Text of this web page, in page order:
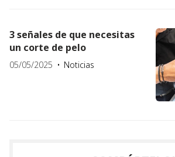
3 señales de que necesitas
un corte de pelo
05/05/2025 Noticias